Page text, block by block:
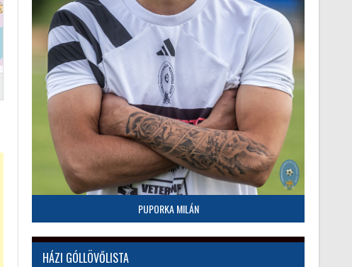
PUPORKA MILÁN
HÁZI GÓLLÖVŐLISTA